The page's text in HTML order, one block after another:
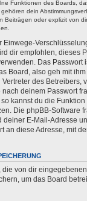
Funktionen des Boards,
dein
Beiträgen oder explizit von
Einwege-
dir empfohlen, dieses
Das Passwort
Board, also geh mit
des Betreibers,
deinem Passwort
kannst du die Funktion
Die phpBB-Software
E-Mail-Adresse
an diese Adresse, mit
die von dir
um das Board